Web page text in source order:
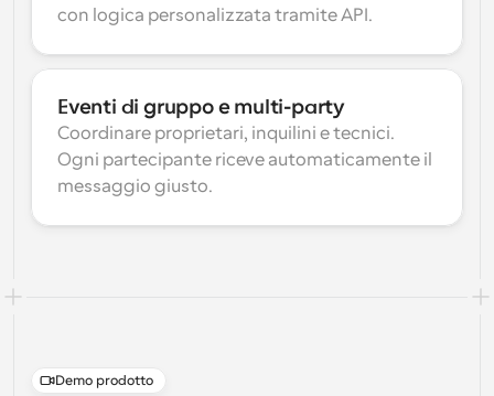
con logica personalizzata tramite API.
Eventi di gruppo e multi-party
Coordinare proprietari, inquilini e tecnici.
Ogni partecipante riceve automaticamente il
messaggio giusto.
Demo prodotto